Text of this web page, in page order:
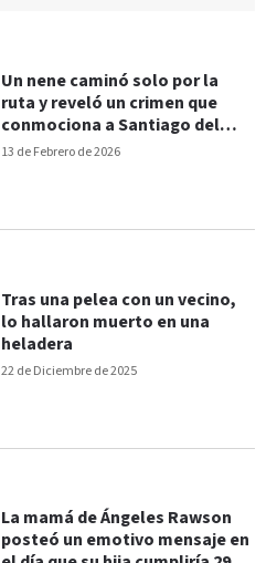
13 de Febrero de 2026
Un nene caminó solo por la
ruta y reveló un crimen que
conmociona a Santiago del
Estero
22 de Diciembre de 2025
Tras una pelea con un vecino,
lo hallaron muerto en una
heladera
La mamá de Ángeles Rawson
posteó un emotivo mensaje en